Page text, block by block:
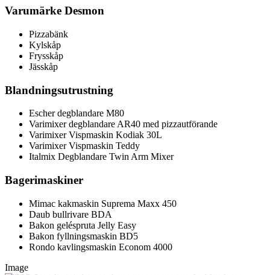
Varumärke Desmon
Pizzabänk
Kylskåp
Frysskåp
Jässkåp
Blandningsutrustning
Escher degblandare M80
Varimixer degblandare AR40 med pizzautförande
Varimixer Vispmaskin Kodiak 30L
Varimixer Vispmaskin Teddy
Italmix Degblandare Twin Arm Mixer
Bagerimaskiner
Mimac kakmaskin Suprema Maxx 450
Daub bullrivare BDA
Bakon geléspruta Jelly Easy
Bakon fyllningsmaskin BD5
Rondo kavlingsmaskin Econom 4000
Image